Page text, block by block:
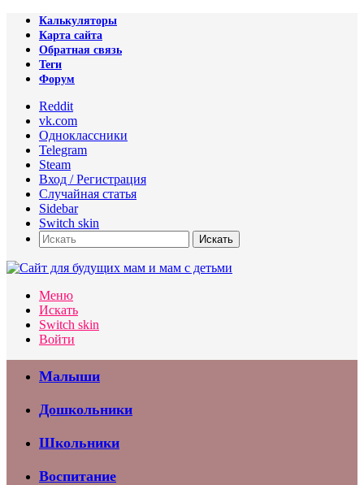
Калькуляторы
Карта сайта
Обратная связь
Теги
Форум
Reddit
vk.com
Одноклассники
Telegram
Steam
Вход / Регистрация
Случайная статья
Sidebar
Switch skin
Искать
Меню
Искать
Switch skin
Войти
Малыши
Дошкольники
Школьники
Воспитание